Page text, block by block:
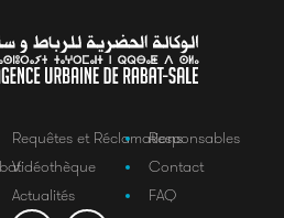
Requêtes et Réclamations
Vidéothèque
Actualités
Responsables
Contact
FAQ